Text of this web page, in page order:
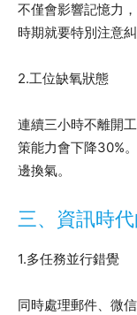
不僅會影響記憶力
時期就要特別注意糾
2.工位缺氧狀態
連續三小時不離開
策能力會下降30%
邊換氣。
三、資訊時
1.多任務並行錯覺
同時處理郵件、微